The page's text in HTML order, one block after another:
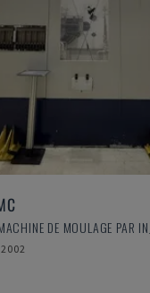
DE MOULAGE PAR
2002